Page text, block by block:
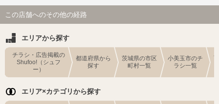
この店舗へのその他の経路
エリアから探す
チラシ・広告掲載の
Shufoo!（シュフ
ー）
都道府県から
探す
茨城県の市区
町村一覧
小美玉市のチ
ラシ一覧
エリア×カテゴリから探す